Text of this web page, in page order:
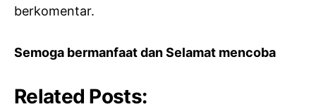
berkomentar.
Semoga bermanfaat dan Selamat mencoba
Related Posts: